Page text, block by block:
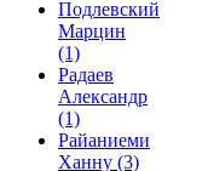
Подлевский
Марцин
(1)
Радаев
Александр
(1)
Райаниеми
Ханну (3)